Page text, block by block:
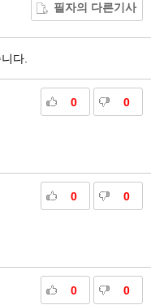
필자의 다른기사
다.
0 0
0 0
0 0